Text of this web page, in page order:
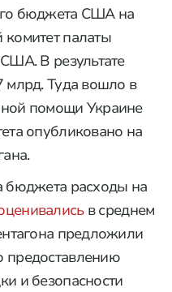
бюджета США на
палаты
В результате
млрд. Туда вошло в
помощи Украине
опубликовано на
бюджета расходы на
в среднем
предложили
предоставлению
и безопасности